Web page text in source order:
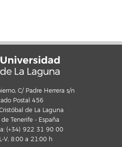
C/ Padre Herrera s/n
Postal 456
de La Laguna
Tenerife - España
(+34) 922 31 90 00
V, 8:00 a 21:00 h